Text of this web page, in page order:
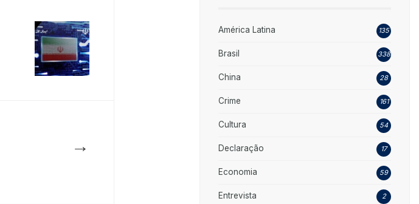
→
América Latina 135
Brasil 338
China 28
Crime 161
Cultura 54
Declaração 17
Economia 59
Entrevista 2